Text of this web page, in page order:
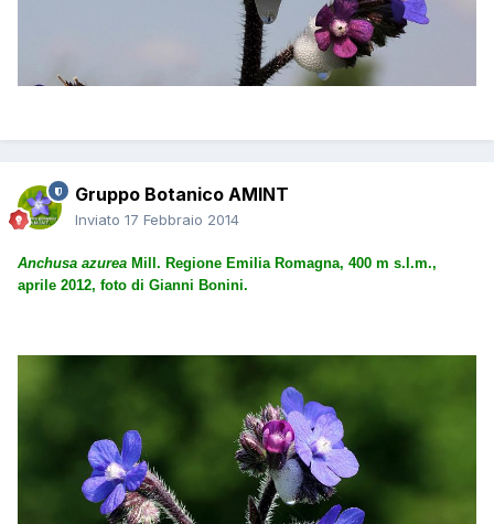
Gruppo Botanico AMINT
Inviato 17 Febbraio 2014
Anchusa azurea Mill. Regione Emilia Romagna, 400 m s.l.m.,
aprile 2012, foto di Gianni Bonini.